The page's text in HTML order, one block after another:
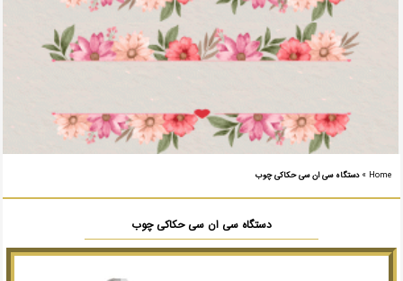
Home
»دستگاه سی ان سی حکاکی چوب
دستگاه سی ان سی حکاکی چوب